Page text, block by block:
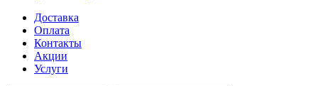
Доставка
Оплата
Контакты
Акции
Услуги